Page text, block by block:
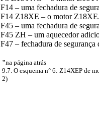
F14 – uma fechadura de
F14 Z18XE – o motor
F45 – uma fechadura de
F45 ZH – um aquecedor
F47 – fechadura de segurança
"na página atrás
9.7. O esquema n° 6: Z14XEP de
2)